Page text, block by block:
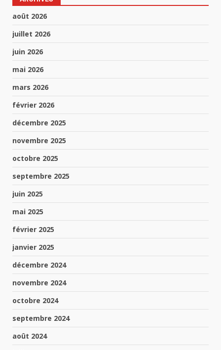
août 2026
juillet 2026
juin 2026
mai 2026
mars 2026
février 2026
décembre 2025
novembre 2025
octobre 2025
septembre 2025
juin 2025
mai 2025
février 2025
janvier 2025
décembre 2024
novembre 2024
octobre 2024
septembre 2024
août 2024